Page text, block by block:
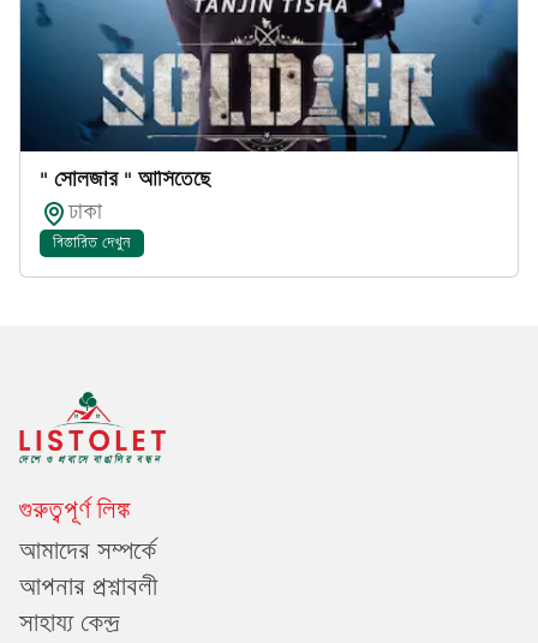
" সোলজার " আসিতেছে
ঢাকা
বিস্তারিত দেখুন
গুরুত্বপূর্ণ লিঙ্ক
আমাদের সম্পর্কে
আপনার প্রশ্নাবলী
সাহায্য কেন্দ্র